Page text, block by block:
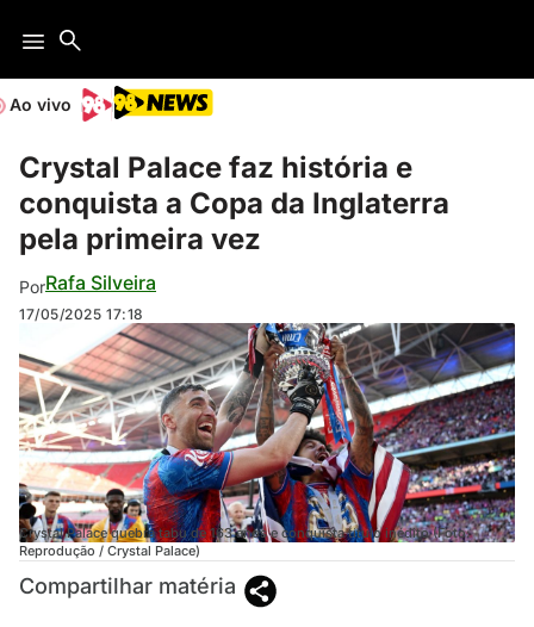
Ao vivo
Crystal Palace faz história e
conquista a Copa da Inglaterra
pela primeira vez
PorRafa Silveira
17/05/2025 17:18
Crystal Palace quebra tabu de 163 anos e conquista título inédito (Foto:
Reprodução / Crystal Palace)
Compartilhar matéria